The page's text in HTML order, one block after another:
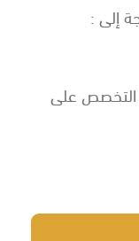
إلى :
التخصص على